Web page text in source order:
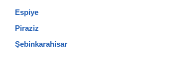
Espiye
Piraziz
Şebinkarahisar